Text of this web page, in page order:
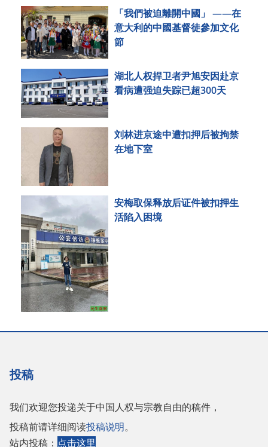
「我們被迫離開中國」 ——在
意大利的中國基督徒參加文化
節
湖北人权捍卫者尹旭安因赴京
看病遭强迫失踪已超300天
刘林进京途中遭扣押后被拘禁
在地下室
安梅取保释放后证件被扣押生
活陷入困境
投稿
我们欢迎您投递关于中国人权与宗教自由的稿件，
投稿前请详细阅读投稿说明。
站内投稿： 点击这里